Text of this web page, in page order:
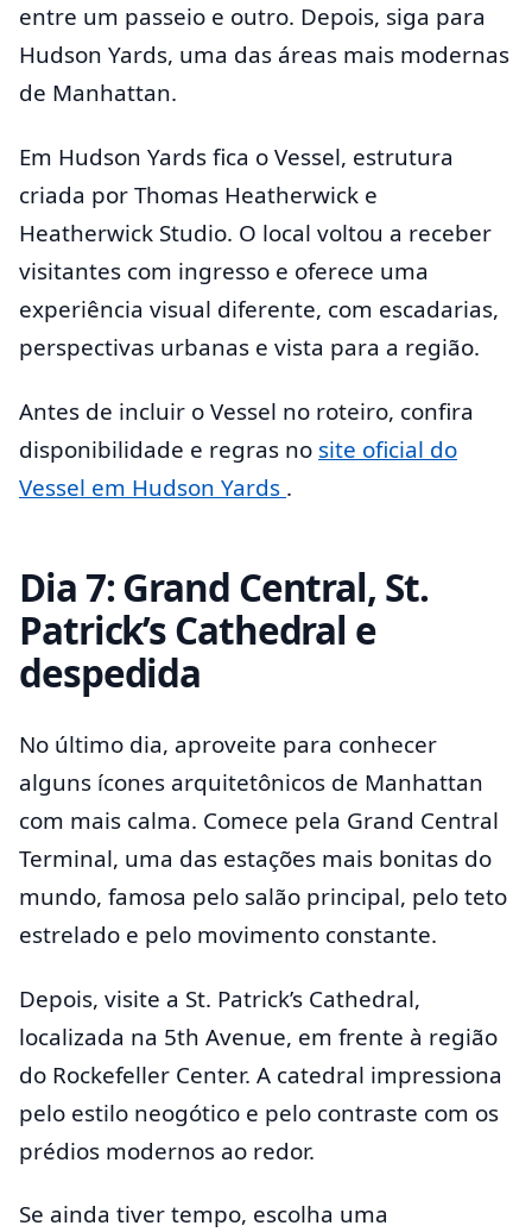
entre um passeio e outro. Depois, siga para
Hudson Yards, uma das áreas mais modernas
de Manhattan.
Em Hudson Yards fica o Vessel, estrutura
criada por Thomas Heatherwick e
Heatherwick Studio. O local voltou a receber
visitantes com ingresso e oferece uma
experiência visual diferente, com escadarias,
perspectivas urbanas e vista para a região.
Antes de incluir o Vessel no roteiro, confira
disponibilidade e regras no site oficial do
Vessel em Hudson Yards .
Dia 7: Grand Central, St.
Patrick’s Cathedral e
despedida
No último dia, aproveite para conhecer
alguns ícones arquitetônicos de Manhattan
com mais calma. Comece pela Grand Central
Terminal, uma das estações mais bonitas do
mundo, famosa pelo salão principal, pelo teto
estrelado e pelo movimento constante.
Depois, visite a St. Patrick’s Cathedral,
localizada na 5th Avenue, em frente à região
do Rockefeller Center. A catedral impressiona
pelo estilo neogótico e pelo contraste com os
prédios modernos ao redor.
Se ainda tiver tempo, escolha uma